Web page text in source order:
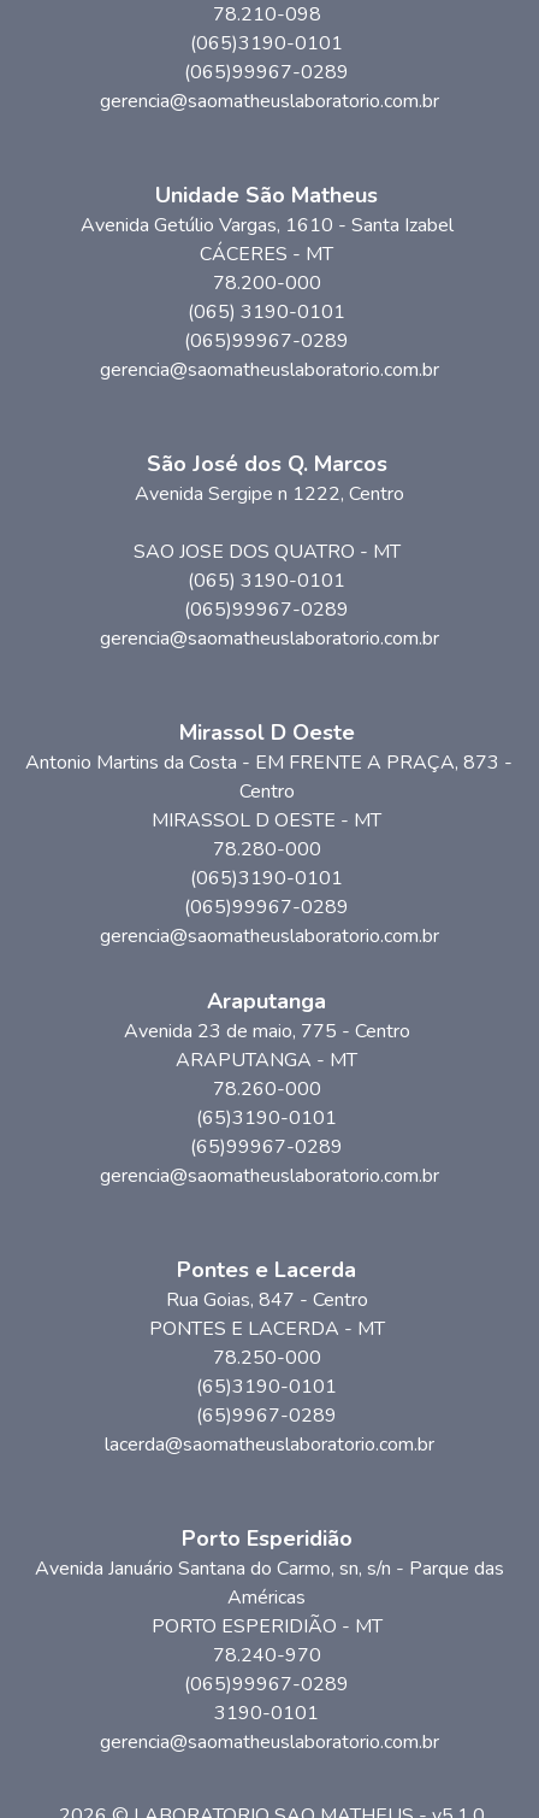
78.210-098
(065)3190-0101
(065)99967-0289
gerencia@saomatheuslaboratorio.com.br
Unidade São Matheus
Avenida Getúlio Vargas, 1610 - Santa Izabel
CÁCERES - MT
78.200-000
(065) 3190-0101
(065)99967-0289
gerencia@saomatheuslaboratorio.com.br
São José dos Q. Marcos
Avenida Sergipe n 1222, Centro
SAO JOSE DOS QUATRO - MT
(065) 3190-0101
(065)99967-0289
gerencia@saomatheuslaboratorio.com.br
Mirassol D Oeste
Antonio Martins da Costa - EM FRENTE A PRAÇA, 873 -
Centro
MIRASSOL D OESTE - MT
78.280-000
(065)3190-0101
(065)99967-0289
gerencia@saomatheuslaboratorio.com.br
Araputanga
Avenida 23 de maio, 775 - Centro
ARAPUTANGA - MT
78.260-000
(65)3190-0101
(65)99967-0289
gerencia@saomatheuslaboratorio.com.br
Pontes e Lacerda
Rua Goias, 847 - Centro
PONTES E LACERDA - MT
78.250-000
(65)3190-0101
(65)9967-0289
lacerda@saomatheuslaboratorio.com.br
Porto Esperidião
Avenida Januário Santana do Carmo, sn, s/n - Parque das
Américas
PORTO ESPERIDIÃO - MT
78.240-970
(065)99967-0289
3190-0101
gerencia@saomatheuslaboratorio.com.br